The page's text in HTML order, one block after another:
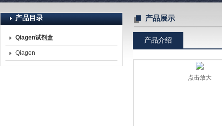
北京诺博莱德科技有限公司
产品目录
Qiagen试剂盒
Qiagen
产品展示
产品介绍
点击放大